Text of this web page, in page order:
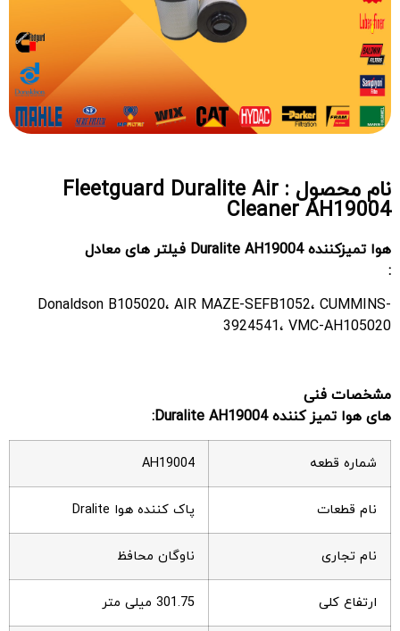
نام محصول : Fleetguard Duralite Air
Cleaner AH19004
هوا تمیزکننده Duralite AH19004 فیلتر های معادل
:
Donaldson B105020، AIR MAZE-SEFB1052، CUMMINS-
3924541، VMC-AH105020
مشخصات فنی
های هوا تمیز کننده Duralite AH19004:
شماره قطعه AH19004
نام قطعات پاک کننده هوا Dralite
نام تجاری ناوگان محافظ
ارتفاع کلی 301.75 میلی متر